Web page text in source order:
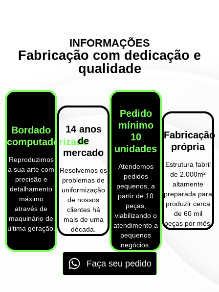
INFORMAÇÕES
Fabricação com dedicação e
qualidade
Bordado
computadorizado
Reproduzimos
a sua arte com
precisão e
detalhamento
máximo
através de
maquinário de
última geração.
14 anos
de
mercado
Resolvemos os
problemas de
uniformização
de nossos
clientes há
mais de uma
década.
Pedido
mínimo
10
unidades
Atendemos
pedidos
pequenos, a
partir de 10
peças,
viabilizando o
atendimento a
pequenos
negócios.
Fabricação
própria
Estrutura fabril
de 2.000m²
altamente
preparada para
produzir cerca
de 60 mil
peças por mês.
Faça seu pedido